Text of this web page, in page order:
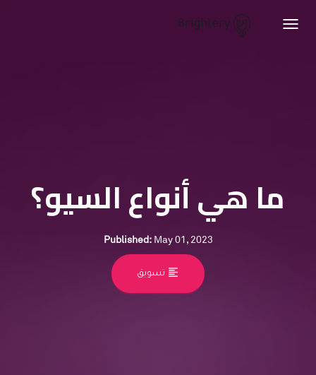
Toggle
Brightery
ما هي أنواع السيو؟
Published:May 01, 2023
format_align_left تسويق